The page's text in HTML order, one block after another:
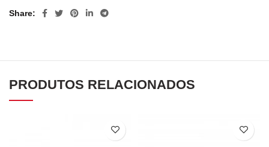
Share
PRODUTOS RELACIONADOS